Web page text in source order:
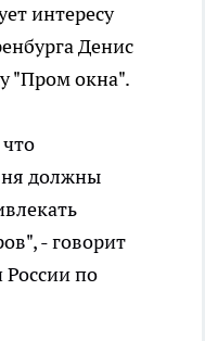
интересу
Денис
"Пром окна".
должны
- говорит
по